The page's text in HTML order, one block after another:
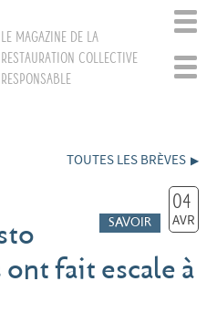
Le magazine de la
restauration collective
responsable
TOUTES LES BRÈVES
04
AVR
SAVOIR
ont fait escale à